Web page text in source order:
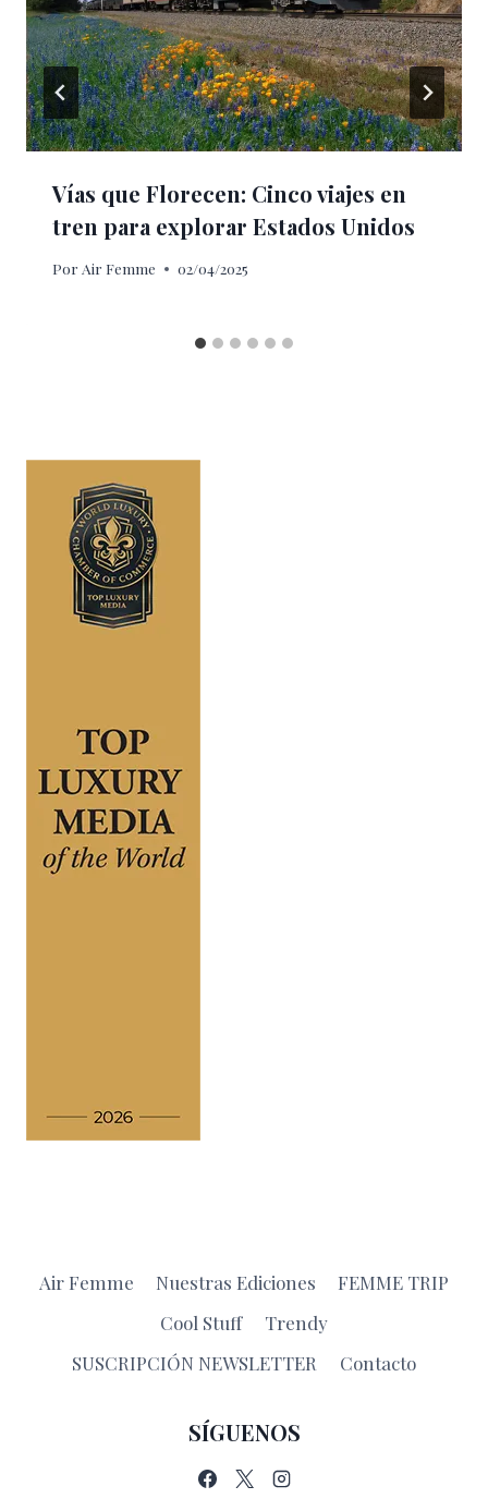
Vías que Florecen: Cinco viajes en
tren para explorar Estados Unidos
Por Air Femme 02/04/2025
Air Femme Nuestras Ediciones
FEMME TRIP
Cool Stuff
Trendy
SUSCRIPCIÓN NEWSLETTER
Contacto
SÍGUENOS